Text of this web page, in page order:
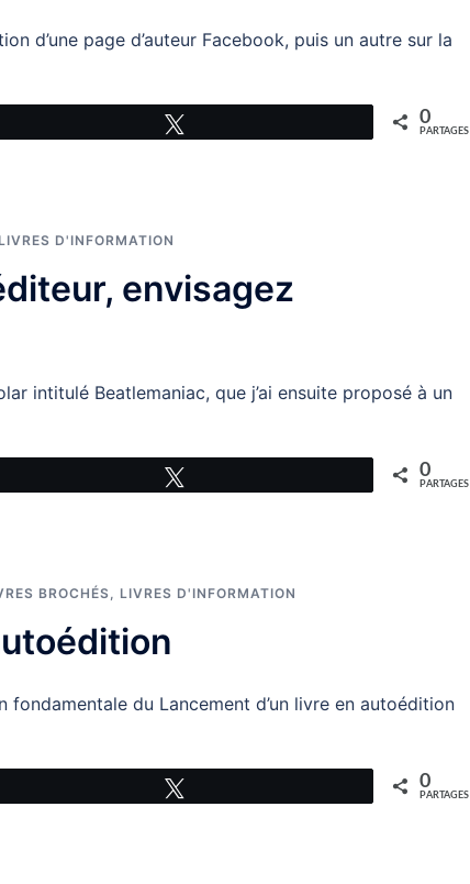
d’une page d’auteur Facebook, puis un autre sur la
0
PARTAGES
LIVRES D'INFORMATION
envisagez
intitulé Beatlemaniac, que j’ai ensuite proposé à un
0
PARTAGES
BROCHÉS, LIVRES D'INFORMATION
fondamentale du Lancement d’un livre en autoédition
0
PARTAGES